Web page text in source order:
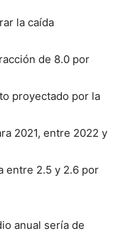
la caída
de 8.0 por
proyectado por la
2021, entre 2022 y
entre 2.5 y 2.6 por
anual sería de